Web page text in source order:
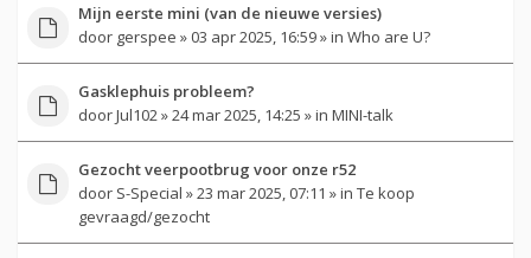
Mijn eerste mini (van de nieuwe versies)
door gerspee » 03 apr 2025, 16:59 » in Who are U?
Gasklephuis probleem?
doorJul102 » 24 mar 2025, 14:25 » in MINI-talk
Gezocht veerpootbrug voor onze r52
door S-Special » 23 mar 2025, 07:11 » in Te koop
gevraagd/gezocht